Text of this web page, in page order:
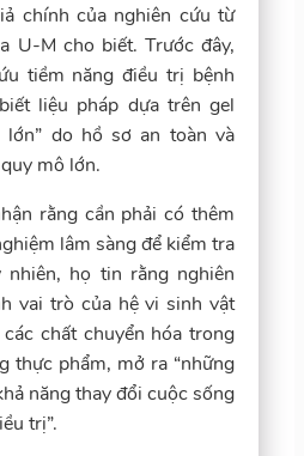
chính của nghiên cứu từ
U-M cho biết. Trước đây,
tiềm năng điều trị bệnh
liệu pháp dựa trên gel
lớn” do hồ sơ an toàn và
mô lớn.
rằng cần phải có thêm
lâm sàng để kiểm tra
nhiên, họ tin rằng nghiên
vai trò của hệ vi sinh vật
chất chuyển hóa trong
thực phẩm, mở ra “những
năng thay đổi cuộc sống
trị”.